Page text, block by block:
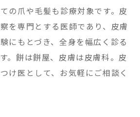
の爪や毛髪も診療対象です。皮
を専門とする医師であり、皮膚
にもとづき、全身を幅広く診る
。餅は餅屋、皮膚は皮膚科。皮
け医として、お気軽にご相談く